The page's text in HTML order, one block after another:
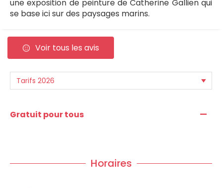
une exposition de peinture de Catherine Gallien qui
se base ici sur des paysages marins.
Voir tous les avis
Gratuit pour tous —
Horaires